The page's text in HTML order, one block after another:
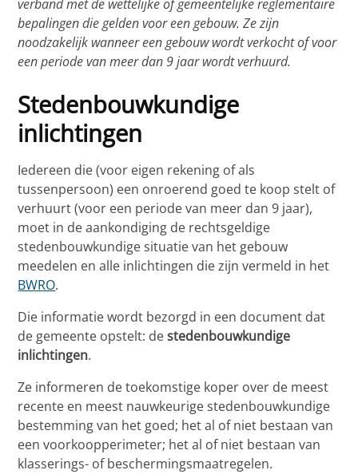
verband met de wettelijke of gemeentelijke reglementaire
bepalingen die gelden voor een gebouw. Ze zijn
noodzakelijk wanneer een gebouw wordt verkocht of voor
een periode van meer dan 9 jaar wordt verhuurd.
Stedenbouwkundige
inlichtingen
Iedereen die (voor eigen rekening of als
tussenpersoon) een onroerend goed te koop stelt of
verhuurt (voor een periode van meer dan 9 jaar),
moet in de aankondiging de rechtsgeldige
stedenbouwkundige situatie van het gebouw
meedelen en alle inlichtingen die zijn vermeld in het
BWRO.
Die informatie wordt bezorgd in een document dat
de gemeente opstelt: destedenbouwkundige
inlichtingen.
Ze informeren de toekomstige koper over de meest
recente en meest nauwkeurige stedenbouwkundige
bestemming van het goed; het al of niet bestaan van
een voorkoopperimeter; het al of niet bestaan van
klasserings- of beschermingsmaatregelen.